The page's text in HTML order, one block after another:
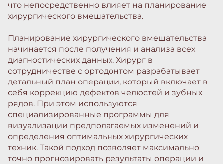
что непосредственно влияет на планирование
хирургического вмешательства.
Планирование хирургического вмешательства
начинается после получения и анализа всех
диагностических данных. Хирург в
сотрудничестве с ортодонтом разрабатывает
детальный план операции, который включает в
себя коррекцию дефектов челюстей и зубных
рядов. При этом используются
специализированные программы для
визуализации предполагаемых изменений и
определения оптимальных хирургических
техник. Такой подход позволяет максимально
точно прогнозировать результаты операции и